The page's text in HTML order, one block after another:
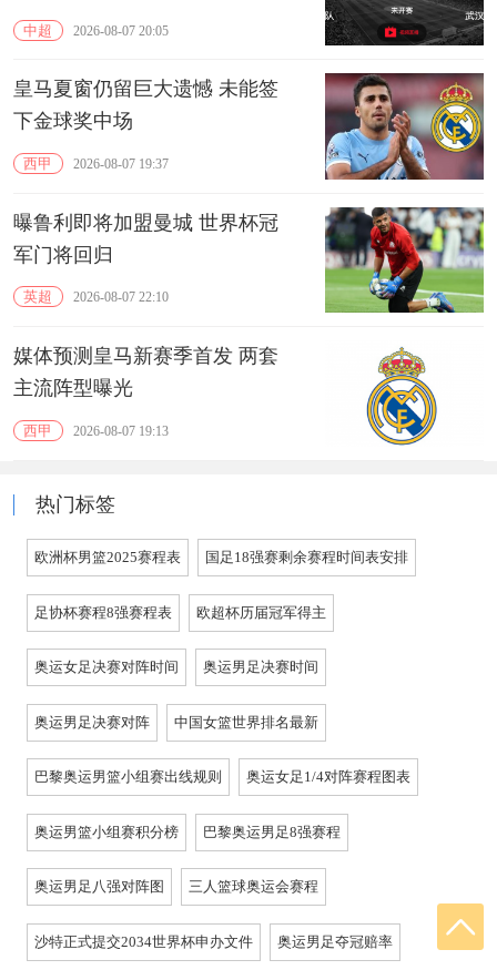
中超 2026-08-07 20:05
皇马夏窗仍留巨大遗憾 未能签
下金球奖中场
西甲 2026-08-07 19:37
曝鲁利即将加盟曼城 世界杯冠
军门将回归
英超 2026-08-07 22:10
媒体预测皇马新赛季首发 两套
主流阵型曝光
西甲 2026-08-07 19:13
热门标签
欧洲杯男篮2025赛程表 国足18强赛剩余赛程时间表安排
足协杯赛程8强赛程表 欧超杯历届冠军得主
奥运女足决赛对阵时间 奥运男足决赛时间
奥运男足决赛对阵 中国女篮世界排名最新
巴黎奥运男篮小组赛出线规则 奥运女足1/4对阵赛程图表
奥运男篮小组赛积分榜 巴黎奥运男足8强赛程
奥运男足八强对阵图 三人篮球奥运会赛程
沙特正式提交2034世界杯申办文件 奥运男足夺冠赔率